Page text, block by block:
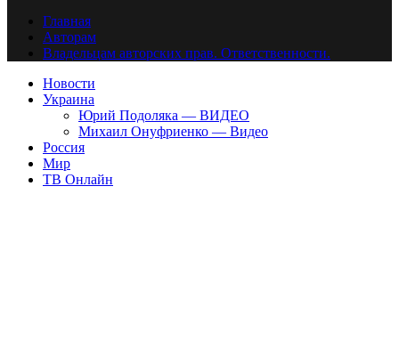
Главная
Авторам
Владельцам авторских прав. Ответственности.
Новости
Украина
Юрий Подоляка — ВИДЕО
Михаил Онуфриенко — Видео
Россия
Мир
ТВ Онлайн